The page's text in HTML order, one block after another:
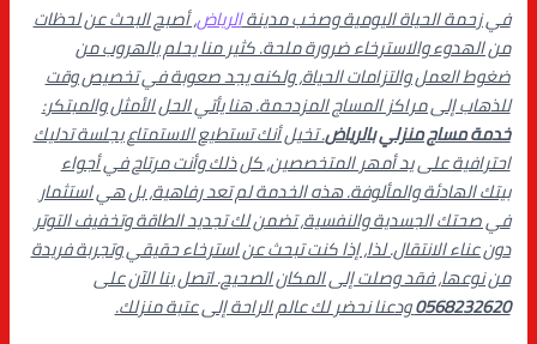
في زحمة الحياة اليومية وصخب مدينةالرياض، أصبح البحث عن لحظات
من الهدوء والاسترخاء ضرورة ملحة. كثير منا يحلم بالهروب من
ضغوط العمل والتزامات الحياة، ولكنه يجد صعوبة في تخصيص وقت
للذهاب إلى مراكز المساج المزدحمة. هنا يأتي الحل الأمثل والمبتكر:
خدمة مساج منزلي بالرياض. تخيل أنك تستطيع الاستمتاع بجلسة تدليك
احترافية على يد أمهر المتخصصين، كل ذلك وأنت مرتاح في أجواء
بيتك الهادئة والمألوفة. هذه الخدمة لم تعد رفاهية، بل هي استثمار
في صحتك الجسدية والنفسية، تضمن لك تجديد الطاقة وتخفيف التوتر
دون عناء الانتقال. لذا، إذا كنت تبحث عن استرخاء حقيقي وتجربة فريدة
من نوعها، فقد وصلت إلى المكان الصحيح. اتصل بنا الآن على
0568232620ودعنا نحضر لك عالم الراحة إلى عتبة منزلك.